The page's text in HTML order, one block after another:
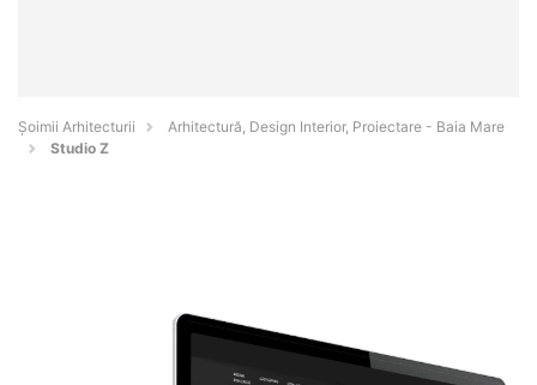
Șoimii Arhitecturii
Arhitectură, Design Interior, Proiectare - Baia Mare
Studio Z